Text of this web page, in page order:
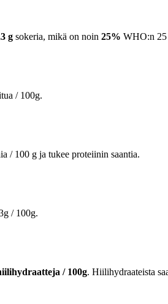
g sokeria, mikä on noin 25% WHO:n 25
/ 100g.
/ 100 g ja tukee proteiinin saantia.
/ 100g.
/ 100g. Hiilihydraateista